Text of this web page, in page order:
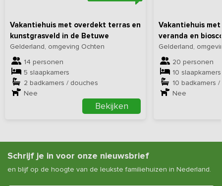
Vakantiehuis met overdekt terras en
kunstgrasveld in de Betuwe
Gelderland, omgeving Ochten
14 personen
5 slaapkamers
2 badkamers / douches
Nee
Bekijken
Vakantiehuis
veranda en
Gelderland,
20 personen
10 slaapkamers
10 badkamers
Nee
Schrijf je in voor onze nieuwsbrief
en blijf op de hoogte van de leukste familiehuizen in Nederland.